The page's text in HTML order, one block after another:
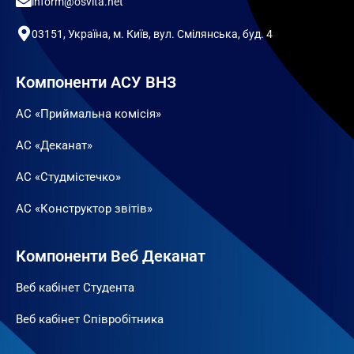
03151, Україна, м. Київ, вул. Смілянська, буд. 4
Компоненти АСУ ВНЗ
АС «Приймальна комісія»
АС «Деканат»
АС «Студмістечко»
АС «Конструктор звітів»
Компоненти Веб Деканат
Веб кабінет Студента
Веб кабінет Співробітника